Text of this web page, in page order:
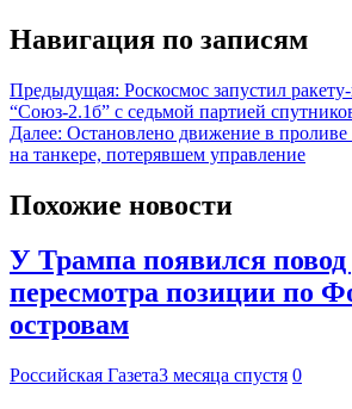
Навигация по записям
Предыдущая: Роскосмос запустил
“Союз-2.1б” с седьмой партией
Далее: Остановлено движение в проливе
на танкере, потерявшем управление
Похожие новости
У Трампа появился повод
пересмотра позиции по
островам
Российская Газета3 месяца спустя 0